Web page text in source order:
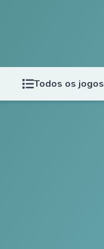
Todos os jogos